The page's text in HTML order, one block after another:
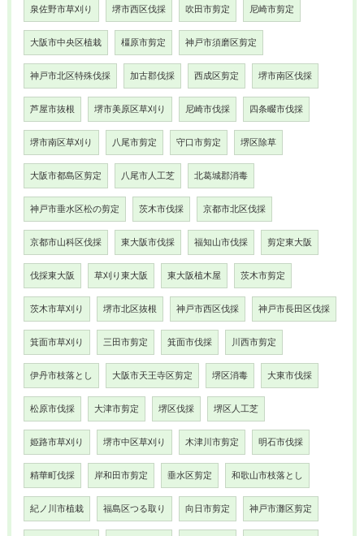
泉佐野市草刈り 堺市西区伐採 吹田市剪定 尼崎市剪定
大阪市中央区植栽 橿原市剪定 神戸市須磨区剪定
神戸市北区特殊伐採 加古郡伐採 西成区剪定 堺市南区伐採
芦屋市抜根 堺市美原区草刈り 尼崎市伐採 四条畷市伐採
堺市南区草刈り 八尾市剪定 守口市剪定 堺区除草
大阪市都島区剪定 八尾市人工芝 北葛城郡消毒
神戸市垂水区松の剪定 茨木市伐採 京都市北区伐採
京都市山科区伐採 東大阪市伐採 福知山市伐採 剪定東大阪
伐採東大阪 草刈り東大阪 東大阪植木屋 茨木市剪定
茨木市草刈り 堺市北区抜根 神戸市西区伐採 神戸市長田区伐採
箕面市草刈り 三田市剪定 箕面市伐採 川西市剪定
伊丹市枝落とし 大阪市天王寺区剪定 堺区消毒 大東市伐採
松原市伐採 大津市剪定 堺区伐採 堺区人工芝
姫路市草刈り 堺市中区草刈り 木津川市剪定 明石市伐採
精華町伐採 岸和田市剪定 垂水区剪定 和歌山市枝落とし
紀ノ川市植栽 福島区つる取り 向日市剪定 神戸市灘区剪定